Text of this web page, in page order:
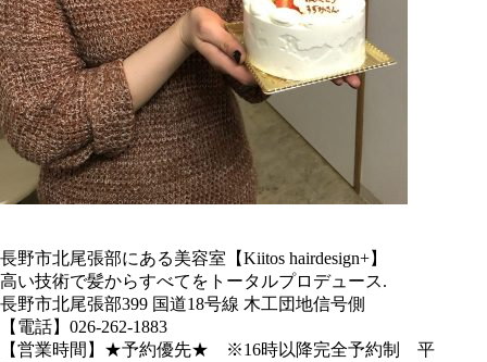
長野市北尾張部にある美容室【Kiitos hairdesign+】
高い技術で髪からすべてをトータルプロデュース.
長野市北尾張部399 国道18号線 木工団地信号側
【電話】026-262-1883
【営業時間】★予約優先★ ※16時以降完全予約制 平